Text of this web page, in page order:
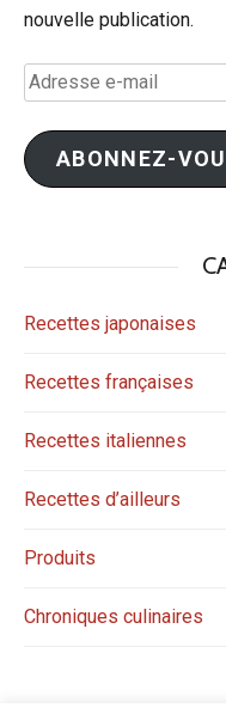
nouvelle publication.
Adresse
e-
mail
ABONNEZ-
Recettes japonaises
Recettes françaises
Recettes italiennes
Recettes d’ailleurs
Produits
Chroniques culinaires